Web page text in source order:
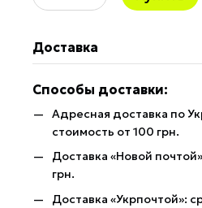
Доставка
Способы доставки:
Адресная доставка по
стоимость от 100 грн.
Доставка «Новой
грн.
Доставка «Укрпочтой»: